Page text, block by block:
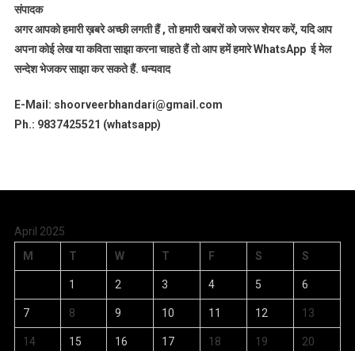
संपादक
अगर आपको हमारी ख़बरे अच्छी लगती हैं , तो हमारी खबरों को जरूर शेयर करें, यदि आप
अपना कोई लेख या कविता साझा करना चाहते हैं तो आप हमें हमारे WhatsApp ई मेल
सन्देश भेजकर साझा कर सकते हैं. धन्यवाद
E-Mail: shoorveerbhandari@gmail.com
Ph.: 9837425521 (whatsapp)
April 2025
M
T W T F S S
1 2 3 4 5 6
7 8 9 10 11 12 13
14 15 16 17 18 19 20